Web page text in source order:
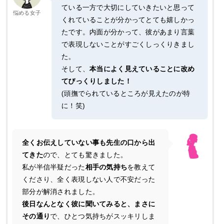
悩める女子
ている一方で大切にしていきたいと思って
くれていることが分かってとても嬉しかっ
たです。内面が分かって、彼があまり言葉
で表現しないことがすごくしっくりきまし
た。
そして、本当によく見えていることに改め
てびっくりしました！
(頭撫でられているところが見えたのが特
に！笑)
全くお伝えしていない事も先生の口から出
てきたので、とても驚きました。
私が半信半疑だった相手の気持ちを教えて
くださり、全く表現しない人で不安だった
部分が解消されました。
後日なんとなく彼に聞いてみると、まさに
その通り で、ひとつ気持ちがスッキリしま